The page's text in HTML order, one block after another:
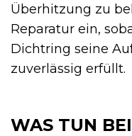
Überhitzung zu
Reparatur ein,
Dichtring seine
zuverlässig erfüllt.
WAS TUN